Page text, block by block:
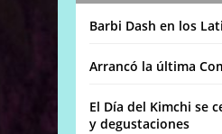
Barbi Dash en los
Arrancó la última
El Día del Kimchi se
y degustaciones